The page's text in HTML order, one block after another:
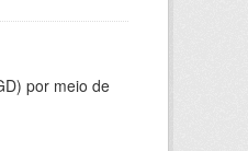
por meio de